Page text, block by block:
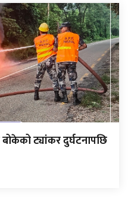
ट्यांकर दुर्घटनापछि